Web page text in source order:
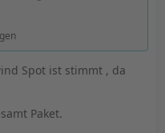
gewesen
sind jede halse
Spot ist stimmt , da
Paket.